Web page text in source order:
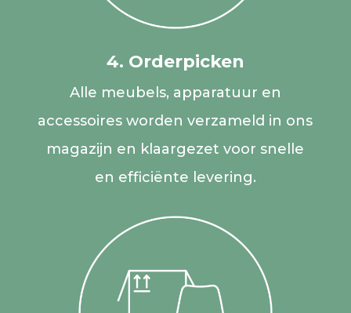
4. Orderpicken
Alle meubels, apparatuur en
accessoires worden verzameld in ons
magazijn en klaargezet voor snelle
en efficiënte levering.